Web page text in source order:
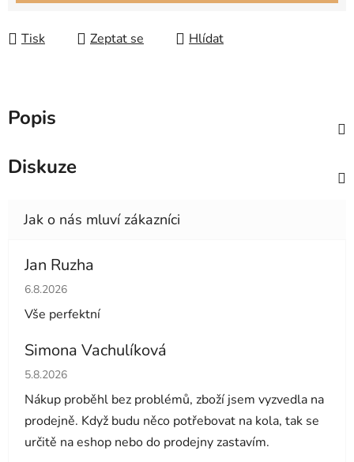
Tisk Zeptat se Hlídat
Popis
Diskuze
Jan Ruzha
Hodnocení obchodu je 5 z 5 hvězdiček.
6.8.2026
Vše perfektní
Simona Vachulíková
Hodnocení obchodu je 5 z 5 hvězdiček.
5.8.2026
Nákup proběhl bez problémů, zboží jsem vyzvedla na
prodejně. Když budu něco potřebovat na kola, tak se
určitě na eshop nebo do prodejny zastavím.